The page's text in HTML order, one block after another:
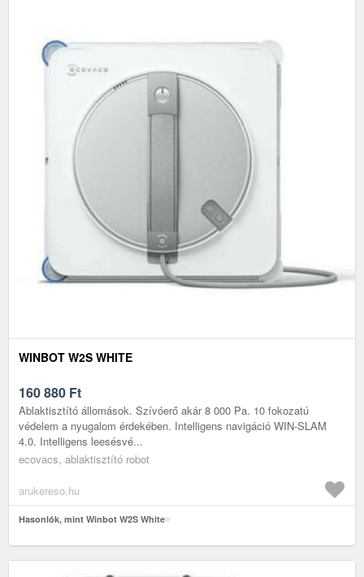
WINBOT W2S WHITE
160 880 Ft
Ablaktisztító állomások. Szívóerő akár 8 000 Pa. 10 fokozatú
védelem a nyugalom érdekében. Intelligens navigáció WIN-SLAM
4.0. Intelligens leesésvé...
ecovacs, ablaktisztító robot
arukereso.hu
Hasonlók, mint Winbot W2S White